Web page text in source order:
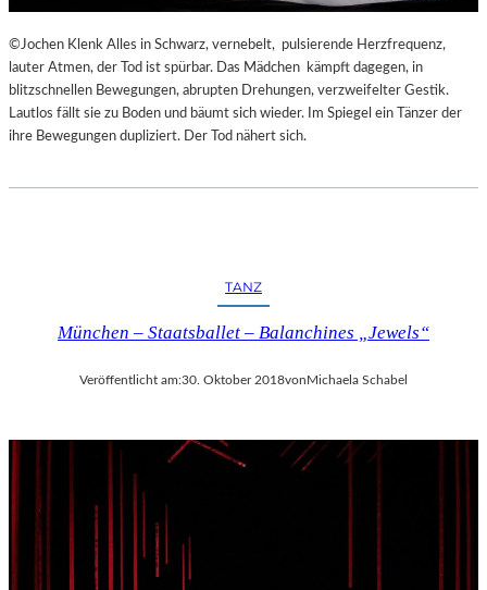
©Jochen Klenk Alles in Schwarz, vernebelt, pulsierende Herzfrequenz,
lauter Atmen, der Tod ist spürbar. Das Mädchen kämpft dagegen, in
blitzschnellen Bewegungen, abrupten Drehungen, verzweifelter Gestik.
Lautlos fällt sie zu Boden und bäumt sich wieder. Im Spiegel ein Tänzer der
ihre Bewegungen dupliziert. Der Tod nähert sich.
TANZ
München – Staatsballet – Balanchines „Jewels“
Veröffentlicht am:30. Oktober 2018von Michaela Schabel